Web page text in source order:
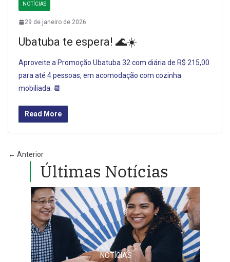
NOTÍCIAS
29 de janeiro de 2026
Ubatuba te espera! 🌊☀️
Aproveite a Promoção Ubatuba 32 com diária de R$ 215,00
para até 4 pessoas, em acomodação com cozinha
mobiliada. 📆
Read More
← Anterior
Últimas Notícias
NOTÍCIAS